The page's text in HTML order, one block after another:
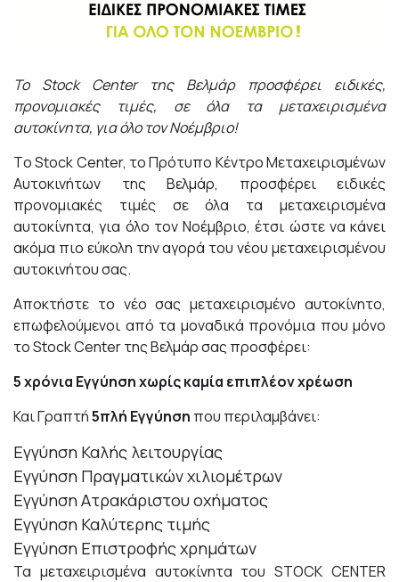
Το Stock Center
της Βελμάρ προσφέρει ειδικές,
προνομιακές τιμές, σε όλα τα μεταχειρισμένα
αυτοκίνητα, για όλο τον Νοέμβριο!
Tο Stock Center, το Πρότυπο Κέντρο Μεταχειρισμένων
Αυτοκινήτων της Βελμάρ, προσφέρει ειδικές
προνομιακές τιμές σε όλα τα μεταχειρισμένα
αυτοκίνητα, για όλο τον Νοέμβριο, έτσι ώστε να κάνει
ακόμα πιο εύκολη την αγορά του νέου μεταχειρισμένου
αυτοκινήτου σας.
Αποκτήστε το νέο σας μεταχειρισμένο αυτοκίνητο,
επωφελούμενοι από τα μοναδικά προνόμια που μόνο
το Stock Center της Βελμάρ σας προσφέρει:
5 χρόνια Εγγύηση χωρίς καμία επιπλέον χρέωση
Και Γραπτή5πλή Εγγύηση που περιλαμβάνει:
Εγγύηση Καλής λειτουργίας
Εγγύηση Πραγματικών χιλιομέτρων
Εγγύηση Ατρακάριστου οχήματος
Εγγύηση Καλύτερης τιμής
Εγγύηση Επιστροφής χρημάτων
Τα μεταχειρισμένα αυτοκίνητα του STOCK CENTER